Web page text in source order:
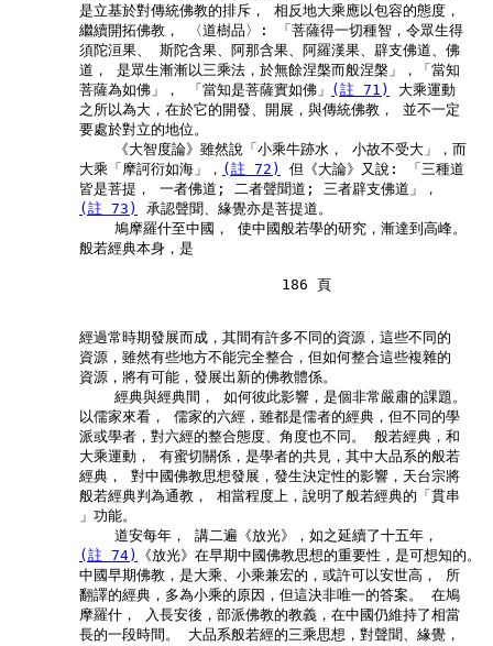
        是立基於對傳統佛教的排斥， 相反地大乘應以包容的態度，
        繼續開拓佛教， 〈道樹品〉: 「菩薩得一切種智，令眾生得
        須陀洹果、 斯陀含果、阿那含果、阿羅漢果、辟支佛道、佛
        道， 是眾生漸漸以三乘法，於無餘涅槃而般涅槃」，「當知
        菩薩為如佛」， 「當知是菩薩實如佛」
(註 71)
大乘運動
        之所以為大，在於它的開發、開展，與傳統佛教， 並不一定
        要處於對立的地位。
            《大智度論》雖然說「小乘牛跡水， 小故不受大」，而
        大乘「摩訶衍如海」，
(註 72)
但《大論》又說: 「三種道
        皆是菩提， 一者佛道; 二者聲聞道; 三者辟支佛道」，
(註 73)
承認聲聞、緣覺亦是菩提道。
            鳩摩羅什至中國， 使中國般若學的研究，漸達到高峰。
        般若經典本身，是
                               186 頁
        經過常時期發展而成，其間有許多不同的資源，這些不同的
        資源，雖然有些地方不能完全整合，但如何整合這些複雜的
        資源，將有可能，發展出新的佛教體係。
            經典與經典間， 如何彼此影響，是個非常嚴肅的課題。
        以儒家來看， 儒家的六經，雖都是儒者的經典，但不同的學
        派或學者，對六經的整合態度、角度也不同。 般若經典，和
        大乘運動， 有蜜切關係，是學者的共見，其中大品系的般若
        經典， 對中國佛教思想發展，發生決定性的影響，天台宗將
        般若經典判為通教， 相當程度上，說明了般若經典的「貫串
        」功能。
            道安每年， 講二遍《放光》，如之延續了十五年，
(註 74)
《放光》在早期中國佛教思想的重要性，是可想知的。
        中國早期佛教，是大乘、小乘兼宏的，或許可以安世高， 所
        翻譯的經典，多為小乘的原因，但這決非唯一的答案。 在鳩
        摩羅什， 入長安後，部派佛教的教義，在中國仍維持了相當
        長的一段時間。 大品系般若經的三乘思想，對聲聞、緣覺，